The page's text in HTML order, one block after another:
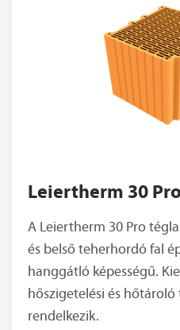
Leiertherm 30
A Leiertherm 30 Pro
és belső teherhordó fal
hanggátló képességű.
hőszigetelési és
rendelkezik.